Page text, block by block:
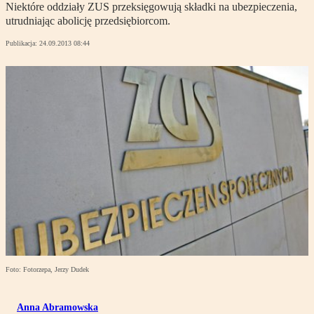
Niektóre oddziały ZUS przeksięgowują składki na ubezpieczenia,
utrudniając abolicję przedsiębiorcom.
Publikacja: 24.09.2013 08:44
Foto: Fotorzepa, Jerzy Dudek
Anna Abramowska